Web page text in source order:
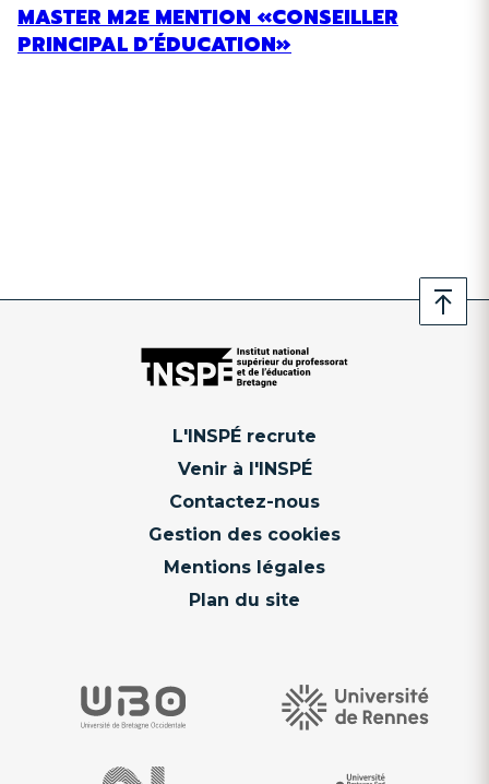
MASTER M2E MENTION «CONSEILLER
PRINCIPAL D’ÉDUCATION»
L'INSPÉ recrute
Venir à l'INSPÉ
Contactez-nous
Gestion des cookies
Mentions légales
Plan du site